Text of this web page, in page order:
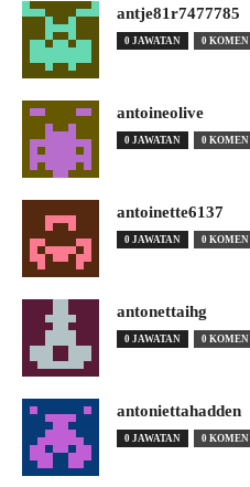
antje81r7477785
0 JAWATAN 0 KOMEN
antoineolive
0 JAWATAN 0 KOMEN
antoinette6137
0 JAWATAN 0 KOMEN
antonettaihg
0 JAWATAN 0 KOMEN
antoniettahadden
0 JAWATAN 0 KOMEN